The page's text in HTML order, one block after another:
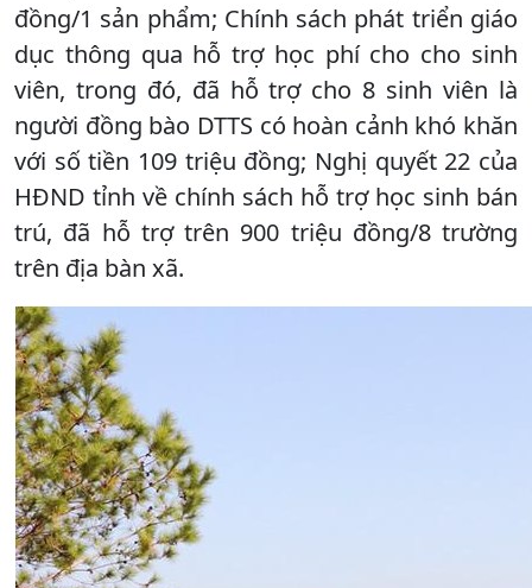
đồng/1 sản phẩm; Chính sách phát triển giáo
dục thông qua hỗ trợ học phí cho cho sinh
viên, trong đó, đã hỗ trợ cho 8 sinh viên là
người đồng bào DTTS có hoàn cảnh khó khăn
với số tiền 109 triệu đồng; Nghị quyết 22 của
HĐND tỉnh về chính sách hỗ trợ học sinh bán
trú, đã hỗ trợ trên 900 triệu đồng/8 trường
trên địa bàn xã.